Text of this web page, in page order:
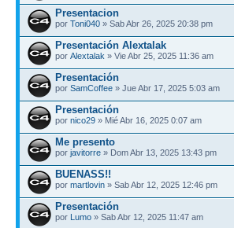
Presentacion
por Toni040 » Sab Abr 26, 2025 20:38 pm
Presentación Alextalak
por Alextalak » Vie Abr 25, 2025 11:36 am
Presentación
por SamCoffee » Jue Abr 17, 2025 5:03 am
Presentación
por nico29 » Mié Abr 16, 2025 0:07 am
Me presento
por javitorre » Dom Abr 13, 2025 13:43 pm
BUENASS!!
por martlovin » Sab Abr 12, 2025 12:46 pm
Presentación
por Lumo » Sab Abr 12, 2025 11:47 am